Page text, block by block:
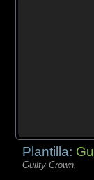
Plantilla:
Guilty Crown,